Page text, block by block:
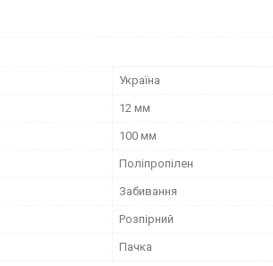
Україна
12 мм
100 мм
Поліпропілен
Забивання
Розпірний
Пачка